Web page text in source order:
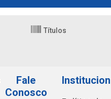
Títulos
Fale
Conosco